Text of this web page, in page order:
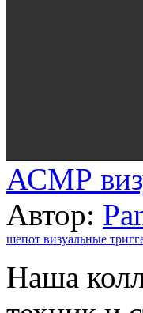
АСМР
Автор:
шепот визуальные
Наша